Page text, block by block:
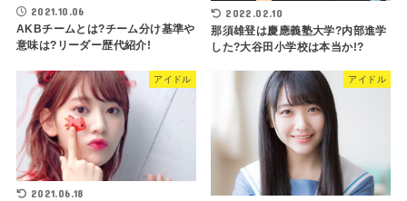
2021.10.06
AKBチームとは?チーム分け基準や
意味は?リーダー歴代紹介!
2022.02.10
那須雄登は慶應義塾大学?内部進学
した?大谷田小学校は本当か!?
アイドル
2021.06.18
アイドル